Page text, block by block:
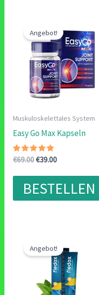
Angebot!
Muskuloskelettales System
Easy Go Max Kapseln
Bewertet
von 5
€69.00Ursprünglicher
war:
€69.00
€39.00Aktueller
ist:
€39.00.
BESTELLEN
Angebot!